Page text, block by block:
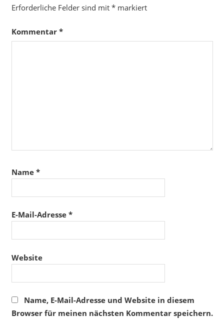
Erforderliche Felder sind mit *markiert
Kommentar *
Name *
E-Mail-Adresse *
Website
Name, E-Mail-Adresse und Website in diesem
Browser für meinen nächsten Kommentar speichern.